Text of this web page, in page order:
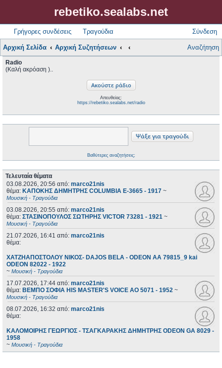
rebetiko.sealabs.net
Γρήγορες συνδέσεις Τραγούδια Σύνδεση
Αρχική Σελίδα Αρχική Συζητήσεων Αναζήτηση
Radio
(Καλή ακρόαση )..
Απευθείας:
https://rebetiko.sealabs.net/radio
Βαθύτερες αναζητήσεις;
Τελευταία θέματα
03.08.2026, 20:56 από: marco21nis
θέμα: ΚΑΠΟΚΗΣ ΔΗΜΗΤΡΗΣ COLUMBIA E-3665 - 1917 ~
Μουσική - Τραγούδια
03.08.2026, 20:55 από: marco21nis
θέμα: ΣΤΑΣΙΝΟΠΟΥΛΟΣ ΣΩΤΗΡΗΣ VICTOR 73281 - 1921 ~
Μουσική - Τραγούδια
21.07.2026, 16:41 από: marco21nis
θέμα:
ΧΑΤΖΗΑΠΟΣΤΟΛΟΥ ΝΙΚΟΣ- DAJOS BELA - ODEON AA 79815_9 kai
ODEON 82022 - 1922
~ Μουσική - Τραγούδια
17.07.2026, 17:44 από: marco21nis
θέμα: ΒΕΜΠΟ ΣΟΦΙΑ HIS MASTER'S VOICE AO 5071 - 1952 ~
Μουσική - Τραγούδια
08.07.2026, 16:32 από: marco21nis
θέμα:
ΚΑΛΟΜΟΙΡΗΣ ΓΕΩΡΓΙΟΣ - ΤΣΑΓΚΑΡΑΚΗΣ ΔΗΜΗΤΡΗΣ ODEON GA 8029 -
1958
~ Μουσική - Τραγούδια